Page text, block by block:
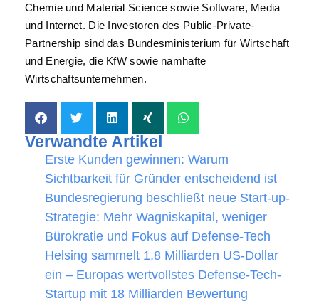
Chemie und Material Science sowie Software, Media
und Internet. Die Investoren des Public-Private-
Partnership sind das Bundesministerium für Wirtschaft
und Energie, die KfW sowie namhafte
Wirtschaftsunternehmen.
Verwandte Artikel
Erste Kunden gewinnen: Warum
Sichtbarkeit für Gründer entscheidend ist
Bundesregierung beschließt neue Start-up-
Strategie: Mehr Wagniskapital, weniger
Bürokratie und Fokus auf Defense-Tech
Helsing sammelt 1,8 Milliarden US-Dollar
ein – Europas wertvollstes Defense-Tech-
Startup mit 18 Milliarden Bewertung